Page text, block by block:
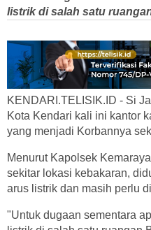
listrik di salah satu
KENDARI.TELISIK.ID - Si
Kota Kendari kali ini kantor
yang menjadi Korbannya
Menurut Kapolsek
sekitar lokasi kebakaran,
arus listrik dan masih perlu
"Untuk dugaan sementara